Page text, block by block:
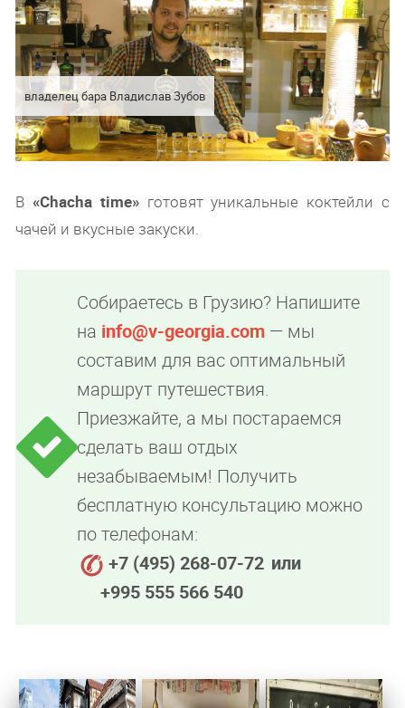
владелец бара Владислав Зубов
В«Chacha time»готовят уникальные коктейли с
чачей и вкусные закуски.
Собираетесь в Грузию? Напишите
на info@v-georgia.com — мы
составим для вас оптимальный
маршрут путешествия.
Приезжайте, а мы постараемся
сделать ваш отдых
незабываемым! Получить
бесплатную консультацию можно
по телефонам:
+7 (495) 268-07-72 или
+995 555 566 540